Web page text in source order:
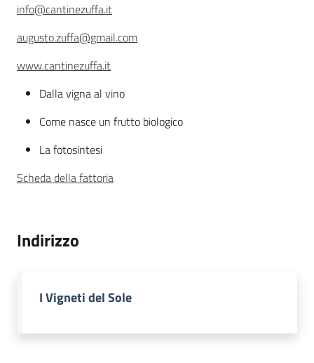
caccia e
pesca
Argomenti
Novità
info@cantinezuffa.it
augusto.zuffa@gmail.com
www.cantinezuffa.it
Dalla vigna al vino
Come nasce un frutto biologico
La fotosintesi
Scheda della fattoria
Indirizzo
I Vigneti del Sole